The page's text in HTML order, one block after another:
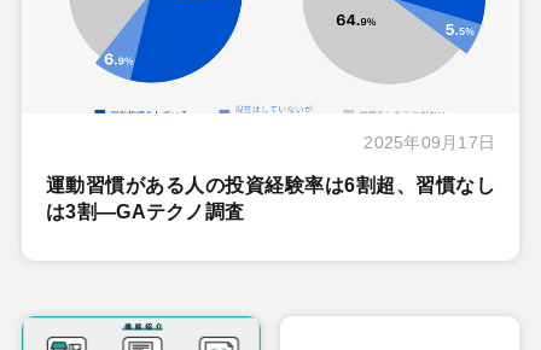
2025年09月17日
運動習慣がある人の投資経験率は6割超、習慣なし
は3割―GAテクノ調査